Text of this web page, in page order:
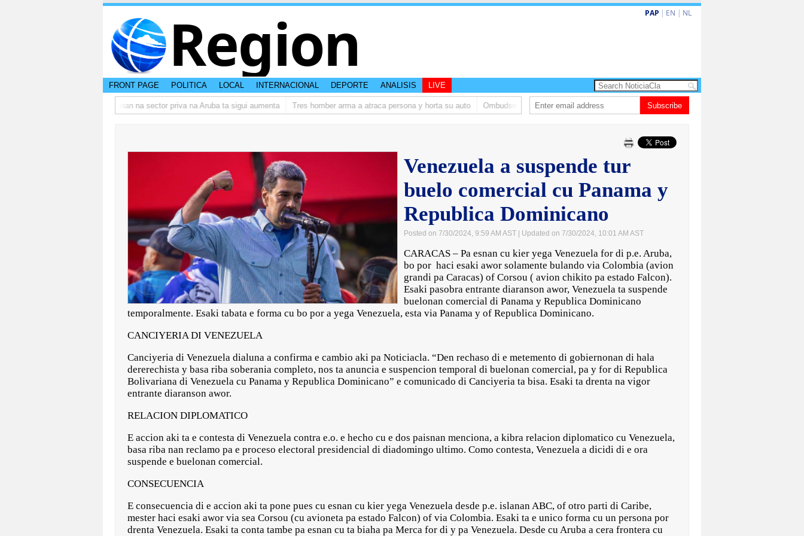
Region PAP | EN | NL
FRONT PAGE POLITICA LOCAL INTERNACIONAL DEPORTE ANALISIS LIVE
Prestamonan na sector priva na Aruba ta sigui aumenta Tres homber arma a atraca persona y horta su auto Ombudsman ta bishita barionan pa atende kehonan di ciudadano
Subscribe
Venezuela a suspende tur
buelo comercial cu Panama y
Republica Dominicano
Posted on 7/30/2024, 9:59 AM AST | Updated on 7/30/2024, 10:01 AM AST
CARACAS – Pa esnan cu kier yega Venezuela for di p.e. Aruba,
bo por haci esaki awor solamente bulando via Colombia (avion
grandi pa Caracas) of Corsou ( avion chikito pa estado Falcon).
Esaki pasobra entrante diaranson awor, Venezuela ta suspende
buelonan comercial di Panama y Republica Dominicano
temporalmente. Esaki tabata e forma cu bo por a yega Venezuela, esta via Panama y of Republica Dominicano.
CANCIYERIA DI VENEZUELA
Canciyeria di Venezuela dialuna a confirma e cambio aki pa Noticiacla. “Den rechaso di e metemento di gobiernonan di hala
dererechista y basa riba soberania completo, nos ta anuncia e suspencion temporal di buelonan comercial, pa y for di Republica
Bolivariana di Venezuela cu Panama y Republica Dominicano” e comunicado di Canciyeria ta bisa. Esaki ta drenta na vigor
entrante diaranson awor.
RELACION DIPLOMATICO
E accion aki ta e contesta di Venezuela contra e.o. e hecho cu e dos paisnan menciona, a kibra relacion diplomatico cu Venezuela,
basa riba nan reclamo pa e proceso electoral presidencial di diadomingo ultimo. Como contesta, Venezuela a dicidi di e ora
suspende e buelonan comercial.
CONSECUENCIA
E consecuencia di e accion aki ta pone pues cu esnan cu kier yega Venezuela desde p.e. islanan ABC, of otro parti di Caribe,
mester haci esaki awor via sea Corsou (cu avioneta pa estado Falcon) of via Colombia. Esaki ta e unico forma cu un persona por
drenta Venezuela. Esaki ta conta tambe pa esnan cu ta biaha pa Merca for di y pa Venezuela. Desde cu Aruba a cera frontera cu